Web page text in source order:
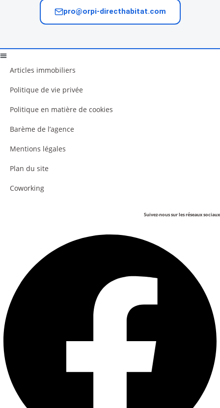
pro@orpi-directhabitat.com
Articles immobiliers
Politique de vie privée
Politique en matière de cookies
Barème de l’agence
Mentions légales
Plan du site
Coworking
Suivez-nous sur les réseaux sociaux